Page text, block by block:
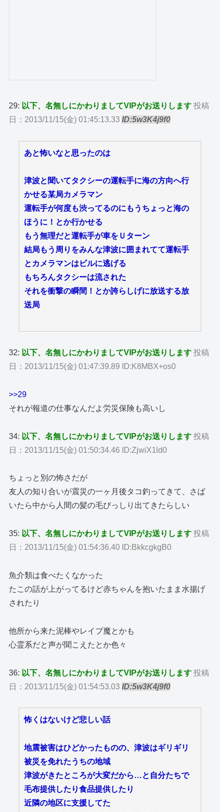
29: 以下、名無しにかわりましてVIPがお送りします 投稿
日：2013/11/15(金) 01:45:13.33ID:5w3K4j9f0
あと怖いなと思ったのは
津波と聞いてタクシーの運転手に海の方向へ行
かせる某局カメラマン
運転手が何度も渋ってるのにもうちょっと海の
ほうに！とか行かせる
もう無理だと運転手が車をＵターン
結局もう周りをみんな津波に囲まれてて運転手
とカメラマンはビルに逃げる
もちろんタクシーは流された
それを衝撃の瞬間！とか誇らしげに放送する放
送局
32: 以下、名無しにかわりましてVIPがお送りします 投稿
日：2013/11/15(金) 01:47:39.89 ID:K8MBX+os0
>>29
それが報道の仕事なんだよ労災保険も高いし
34: 以下、名無しにかわりましてVIPがお送りします 投稿
日：2013/11/15(金) 01:50:34.46 ID:ZjwiX1ld0
ちょっと別の怖さだが
友人の知り合いが震災の一ヶ月後タコ釣ってきて、さば
いたら中から人間の髪の毛びっしり出てきたらしい
35: 以下、名無しにかわりましてVIPがお送りします 投稿
日：2013/11/15(金) 01:54:36.40 ID:BkkcgkgB0
魚介類は食べたくなかった
たこの話が上がってるけど赤ちゃんを抱いたまま水揚げ
されたり
他所から来た泥棒やレイプ魔とかも
心霊系だと声が聞こえたとか色々
36: 以下、名無しにかわりましてVIPがお送りします 投稿
日：2013/11/15(金) 01:54:53.03ID:5w3K4j9f0
怖くはないけど悲しい話
地震被害はひどかったものの、津波はギリギリ
被災を免れたうちの地域
津波がきたところが大変だから…と自分たちで
毛布提供したり食品提供したり
近隣の地区に支援してた